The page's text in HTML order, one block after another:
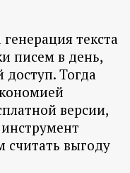
текста
писем в день,
Тогда
версии,
выгоду